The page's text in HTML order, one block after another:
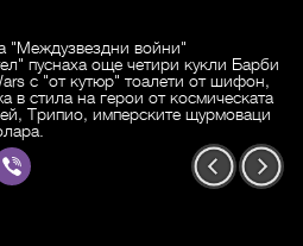
"Междузвездни войни"
пуснаха още четири кукли Барби
с "от кутюр" тоалети от шифон,
в стила на герои от космическата
Трипио, имперските щурмоваци